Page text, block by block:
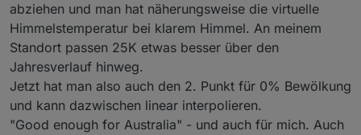
abziehen und man hat näherungsweise die virtuelle
Himmelstemperatur bei klarem Himmel. An meinem
Standort passen 25K etwas besser über den
Jahresverlauf hinweg.
Jetzt hat man also auch den 2. Punkt für 0% Bewölkung
und kann dazwischen linear interpolieren.
"Good enough for Australia" - und auch für mich. Auch